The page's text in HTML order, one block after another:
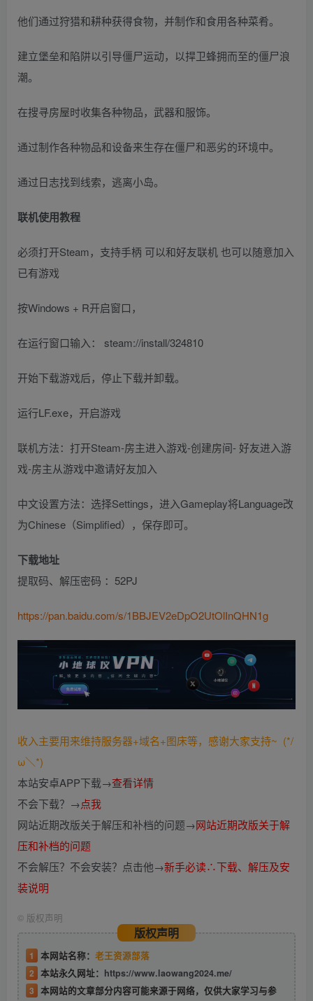
他们通过狩猎和耕种获得食物，并制作和食用各种菜肴。
建立堡垒和陷阱以引导僵尸运动，以捍卫蜂拥而至的僵尸浪
潮。
在搜寻房屋时收集各种物品，武器和服饰。
通过制作各种物品和设备来生存在僵尸和恶劣的环境中。
通过日志找到线索，逃离小岛。
联机使用教程
必须打开Steam，支持手柄 可以和好友联机 也可以随意加入
已有游戏
按Windows + R开启窗口，
在运行窗口输入： steam://install/324810
开始下载游戏后，停止下载并卸载。
运行LF.exe，开启游戏
联机方法：打开Steam-房主进入游戏-创建房间- 好友进入游
戏-房主从游戏中邀请好友加入
中文设置方法：选择Settings，进入Gameplay将Language改
为Chinese（Simplified），保存即可。
下载地址
提取码、解压密码 ：52PJ
https://pan.baidu.com/s/1BBJEV2eDpO2UtOlInQHN1g
收入主要用来维持服务器+域名+图床等，感谢大家支持~ (*/
ω＼*)
本站安卓APP下载→查看详情
不会下载？→点我
网站近期改版关于解压和补档的问题→网站近期改版关于解
压和补档的问题
不会解压？不会安装？点击他→新手必读∴下载、解压及安
装说明
© 版权声明
版权声明
1 本网站名称： 老王资源部落
2 本站永久网址： https://www.laowang2024.me/
3 本网站的文章部分内容可能来源于网络，仅供大家学习与参